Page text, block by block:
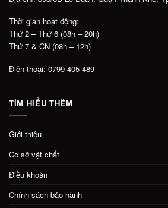
Thời gian hoạt động:
Thứ 2 – Thứ 6 (08h – 20h)
Thứ 7 & CN (08h – 12h)
Điện thoại: 0799 405 489
TÌM HIỂU THÊM
Giới thiệu
Cơ sở vật chất
Điều khoản
Chính sách bảo hành